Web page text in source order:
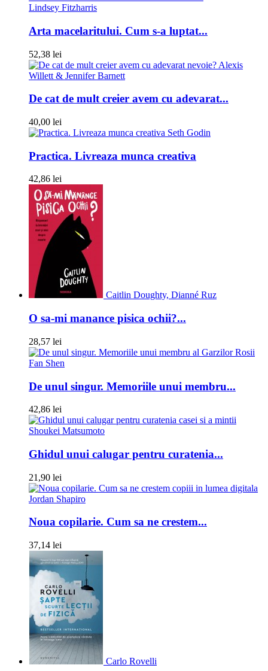
Lindsey Fitzharris
Arta macelaritului. Cum s-a luptat...
52,38 lei
Alexis
Willett & Jennifer Barnett
De cat de mult creier avem cu adevarat...
40,00 lei
Seth Godin
Practica. Livreaza munca creativa
42,86 lei
Caitlin Doughty, Dianné Ruz
O sa-mi manance pisica ochii?...
28,57 lei
Fan Shen
De unul singur. Memoriile unui membru...
42,86 lei
Shoukei Matsumoto
Ghidul unui calugar pentru curatenia...
21,90 lei
Jordan Shapiro
Noua copilarie. Cum sa ne crestem...
37,14 lei
Carlo Rovelli